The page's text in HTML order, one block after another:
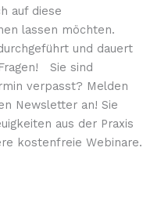
auf diese
lassen möchten.
und dauert
Sie sind
verpasst? Melden
Newsletter an! Sie
aus der Praxis
kostenfreie Webinare.